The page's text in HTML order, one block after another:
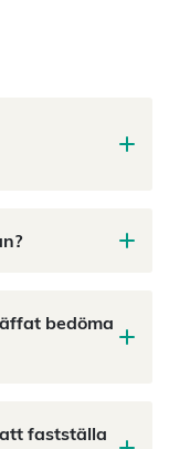
bedöma
fastställa